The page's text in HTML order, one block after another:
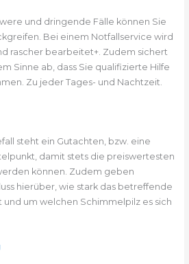
und dringende Fälle können Sie
Bei einem Notfallservice wird
rascher bearbeitet+. Zudem sichert
Sinne ab, dass Sie qualifizierte Hilfe
Zu jeder Tages- und Nachtzeit.
steht ein Gutachten, bzw. eine
damit stets die preiswertesten
können. Zudem geben
hierüber, wie stark das betreffende
um welchen Schimmelpilz es sich